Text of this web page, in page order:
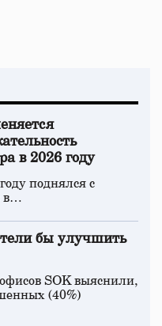
в 2026 году
поднялся с
в…
бы улучшить
SOK выяснили,
(40%)